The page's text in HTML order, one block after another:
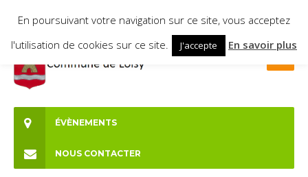
ÉVÈNEMENTS
NOUS CONTACTER
En poursuivant votre navigation sur ce site, vous acceptez
l'utilisation de cookies sur ce site.
J'accepte En savoir plus